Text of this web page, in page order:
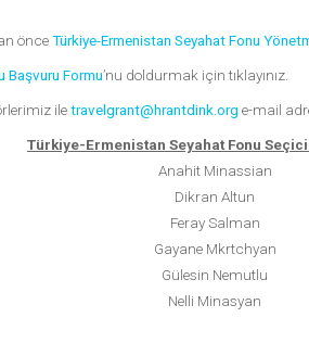
önceTürkiye-Ermenistan Seyahat Fonu
Başvuru Formu’nu doldurmak için tıklayınız.
iletravelgrant@hrantdink.org e-mail
Türkiye-Ermenistan Seyahat Fonu
Anahit Minassian
Dikran Altun
Feray Salman
Gayane Mkrtchyan
Gülesin Nemutlu
Nelli Minasyan